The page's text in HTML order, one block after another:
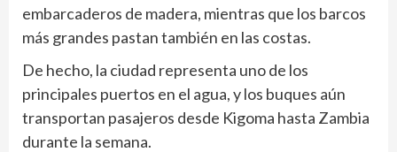
embarcaderos de madera, mientras que los barcos
más grandes pastan también en las costas.
De hecho, la ciudad representa uno de los
principales puertos en el agua, y los buques aún
transportan pasajeros desde Kigoma hasta Zambia
durante la semana.